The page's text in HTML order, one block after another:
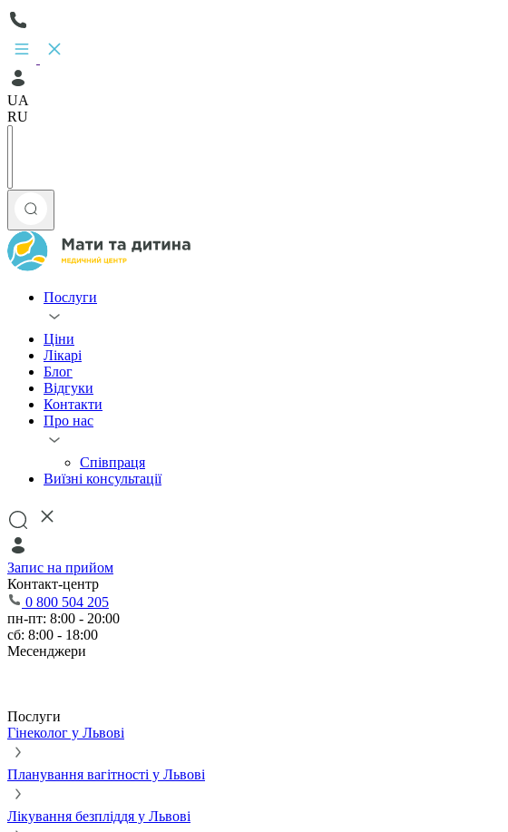
UA
RU
Послуги
Ціни
Лікарі
Блог
Відгуки
Контакти
Про нас
Співпраця
Виїзні консультації
Запис на прийом
Контакт-центр
0 800 504 205
пн-пт: 8:00 - 20:00
сб: 8:00 - 18:00
Месенджери
Послуги
Гінеколог у Львові
Планування вагітності у Львові
Лікування безпліддя у Львові